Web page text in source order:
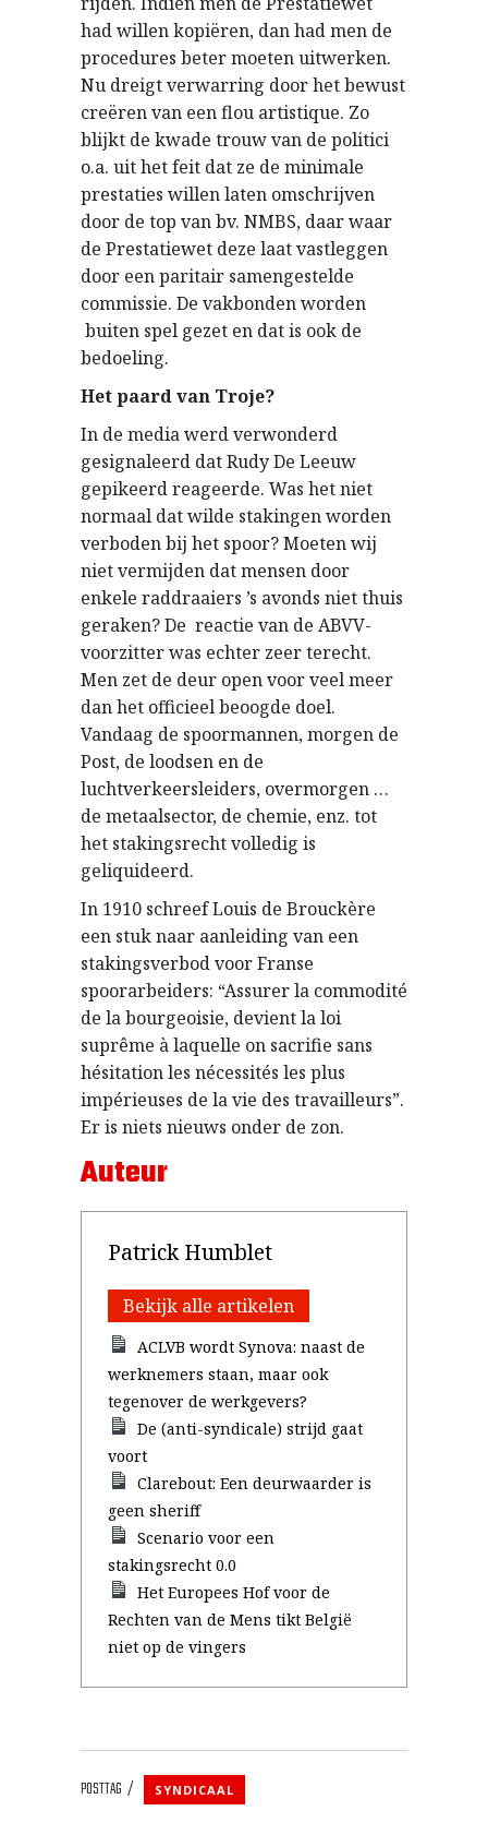
had willen kopiëren, dan had men de
procedures beter moeten uitwerken.
Nu dreigt verwarring door het bewust
creëren van een flou artistique. Zo
blijkt de kwade trouw van de politici
o.a. uit het feit dat ze de minimale
prestaties willen laten omschrijven
door de top van bv. NMBS, daar waar
de Prestatiewet deze laat vastleggen
door een paritair samengestelde
commissie. De vakbonden worden
buiten spel gezet en dat is ook de
bedoeling.
Het paard van Troje?
In de media werd verwonderd
gesignaleerd dat Rudy De Leeuw
gepikeerd reageerde. Was het niet
normaal dat wilde stakingen worden
verboden bij het spoor? Moeten wij
niet vermijden dat mensen door
enkele raddraaiers ’s avonds niet thuis
geraken? De reactie van de ABVV-
voorzitter was echter zeer terecht.
Men zet de deur open voor veel meer
dan het officieel beoogde doel.
Vandaag de spoormannen, morgen de
Post, de loodsen en de
luchtverkeersleiders, overmorgen …
de metaalsector, de chemie, enz. tot
het stakingsrecht volledig is
geliquideerd.
In 1910 schreef Louis de Brouckère
een stuk naar aanleiding van een
stakingsverbod voor Franse
spoorarbeiders: “Assurer la commodité
de la bourgeoisie, devient la loi
suprême à laquelle on sacrifie sans
hésitation les nécessités les plus
impérieuses de la vie des travailleurs”.
Er is niets nieuws onder de zon.
Auteur
Patrick Humblet
Bekijk alle artikelen
ACLVB wordt Synova: naast de
werknemers staan, maar ook
tegenover de werkgevers?
De (anti-syndicale) strijd gaat
voort
Clarebout: Een deurwaarder is
geen sheriff
Scenario voor een
stakingsrecht 0.0
Het Europees Hof voor de
Rechten van de Mens tikt België
niet op de vingers
POSTTAG SYNDICAAL